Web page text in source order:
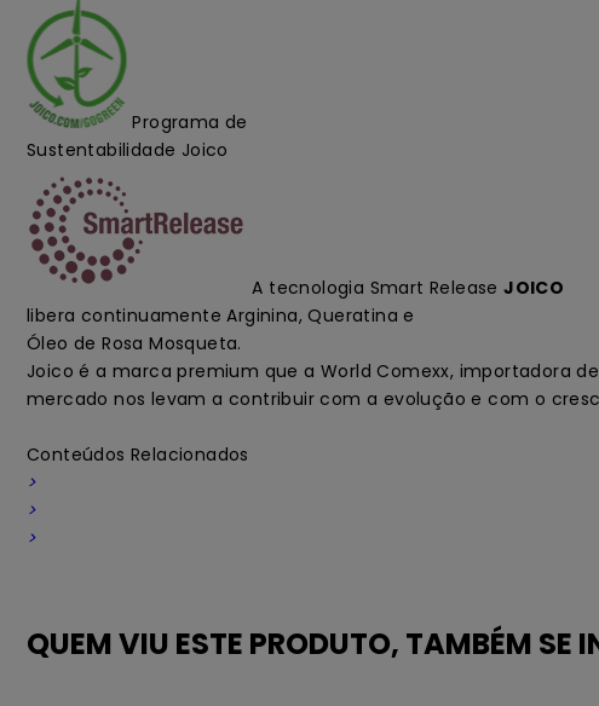
Programa de
Sustentabilidade Joico
A tecnologia Smart ReleaseJOICO
libera continuamente Arginina, Queratina e
Óleo de Rosa Mosqueta.
Joico é a marca premium que a World Comexx, importadora
mercado nos levam a contribuir com a evolução e com o
Conteúdos Relacionados
>
>
>